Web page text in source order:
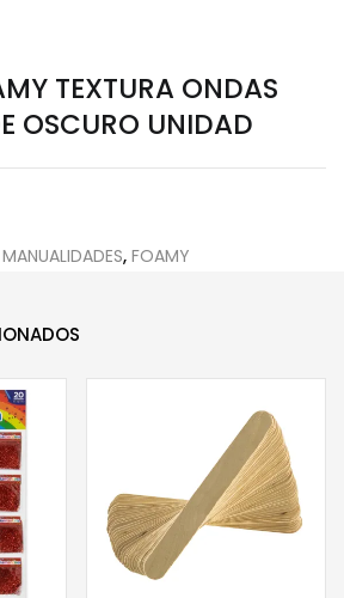
TEXTURA ONDAS
OSCURO UNIDAD
, FOAMY